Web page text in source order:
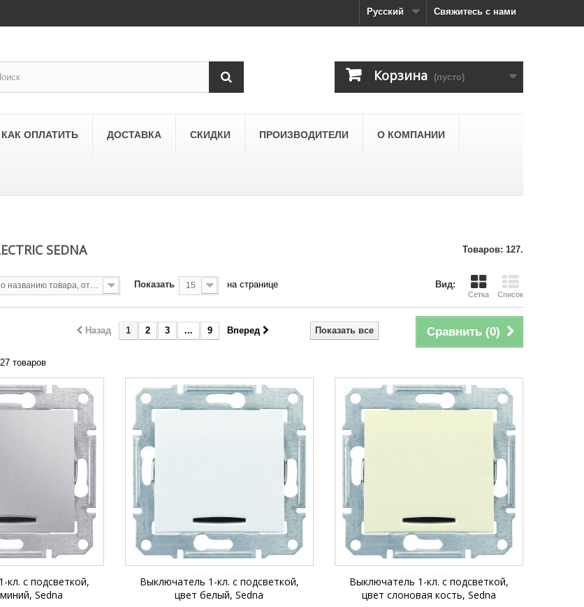
Свяжитесь с нами
Русский
Корзина (пусто)
LEZARD
КАК ОПЛАТИТЬ ДОСТАВКА СКИДКИ ПРОИЗВОДИТЕЛИ О КОМПАНИИ
SEDNA Товаров: 127.
Вид:
Сетка Список
По названию товара, от А до Я Показать 15 на странице
Сравнить (0)
Показать все
Назад 1 2 3 ... 9 Вперед
товаров
кл. с подсветкой,
Sedna
Выключатель 1-кл. с подсветкой,
цвет белый, Sedna
Выключатель 1-кл. с подсветкой,
цвет слоновая кость, Sedna